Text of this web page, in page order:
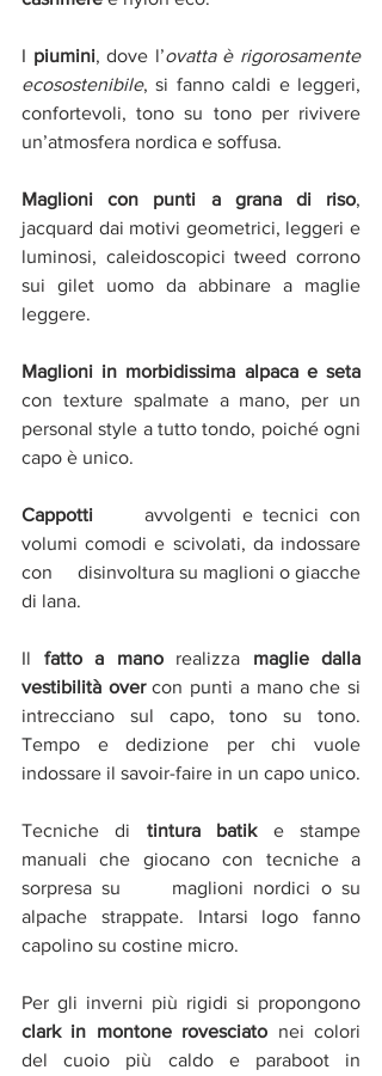
I piumini, dove l’ovatta è rigorosamente
ecosostenibile, si fanno caldi e leggeri,
confortevoli, tono su tono per rivivere
un’atmosfera nordica e soffusa.
Maglioni con punti a grana di riso,
jacquard dai motivi geometrici, leggeri e
luminosi, caleidoscopici tweed corrono
sui gilet uomo da abbinare a maglie
leggere.
Maglioni in morbidissima alpaca e seta
con texture spalmate a mano, per un
personal style a tutto tondo, poiché ogni
capo è unico.
Cappotti
  avvolgenti e tecnici con
volumi comodi e scivolati, da indossare
con     disinvoltura su maglioni o giacche
di lana.
Il fatto a mano realizza maglie dalla
vestibilità over con punti a mano che si
intrecciano sul capo, tono su tono.
Tempo e dedizione per chi vuole
indossare il savoir-faire in un capo unico.
Tecniche di tintura batik e stampe
manuali che giocano con tecniche a
sorpresa su     maglioni nordici o su
alpache strappate. Intarsi logo fanno
capolino su costine micro.
Per gli inverni più rigidi si propongono
clark in montone rovesciato nei colori
del cuoio più caldo e paraboot in